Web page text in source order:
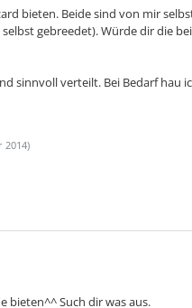
bieten. Beide sind von mir
gebreedet). Würde dir die
sinnvoll verteilt. Bei Bedarf hau
2014)
bieten^^ Such dir was aus.